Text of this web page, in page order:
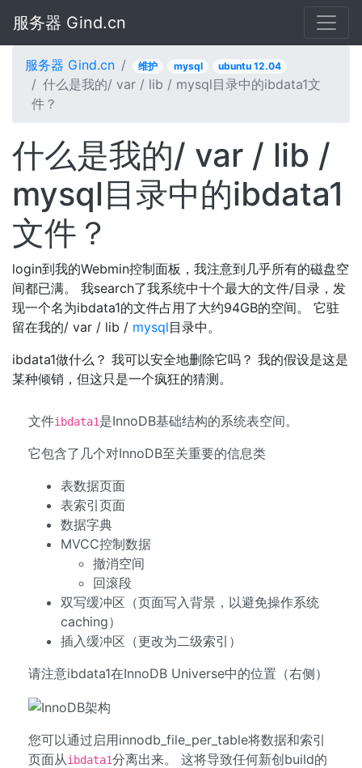
服务器 Gind.cn
服务器 Gind.cn 维护 mysql ubuntu 12.04
什么是我的/ var / lib / mysql目录中的ibdata1文
件？
什么是我的/ var / lib /
mysql目录中的ibdata1
文件？
login到我的Webmin控制面板，我注意到几乎所有的磁盘空
间都已满。 我search了我系统中十个最大的文件/目录，发
现一个名为ibdata1的文件占用了大约94GB的空间。 它驻
留在我的/ var / lib / mysql目录中。
ibdata1做什么？ 我可以安全地删除它吗？ 我的假设是这是
某种倾销，但这只是一个疯狂的猜测。
文件ibdata1是InnoDB基础结构的系统表空间。
它包含了几个对InnoDB至关重要的信息类
表数据页面
表索引页面
数据字典
MVCC控制数据
撤消空间
回滚段
双写缓冲区（页面写入背景，以避免操作系统
caching）
插入缓冲区（更改为二级索引）
请注意ibdata1在InnoDB Universe中的位置（右侧）
您可以通过启用innodb_file_per_table将数据和索引
页面从ibdata1分离出来。 这将导致任何新创build的